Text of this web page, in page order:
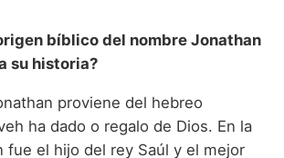
bíblico del nombre Jonathan
su historia?
proviene del hebreo
ha dado o regalo de Dios. En la
fue el hijo del rey Saúl y el mejor